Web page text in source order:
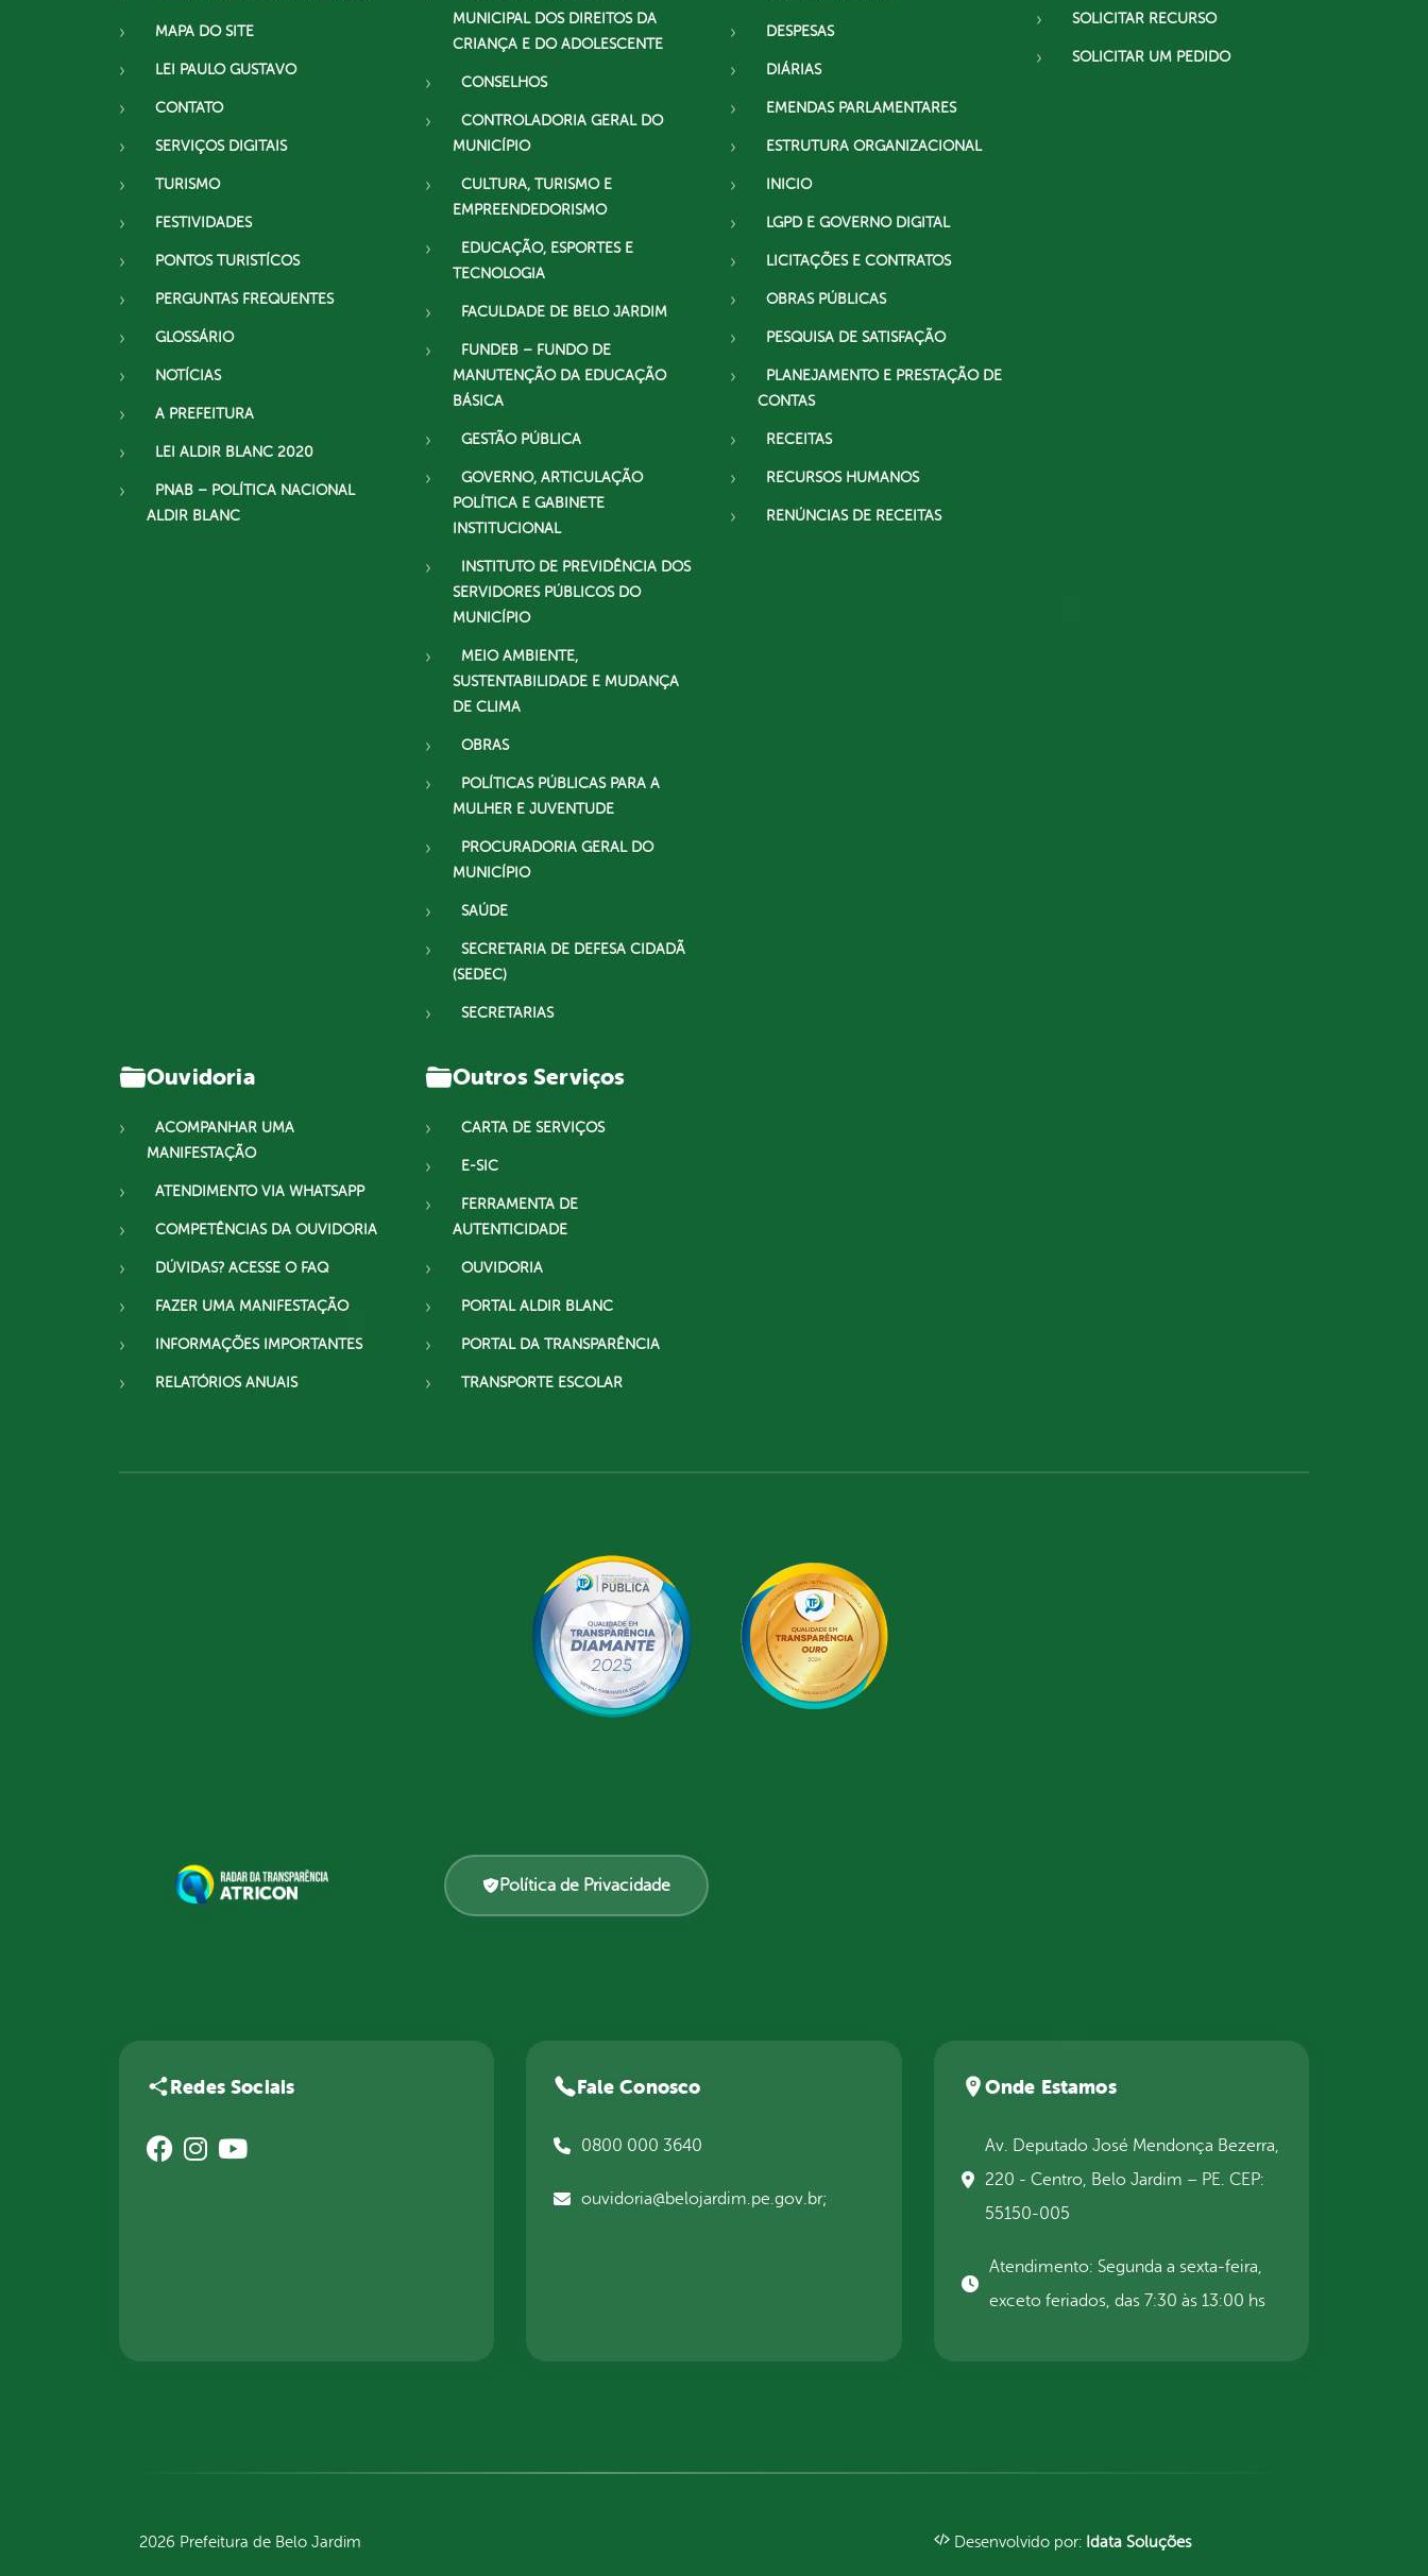
MAPA DO SITE
LEI PAULO GUSTAVO
CONTATO
SERVIÇOS DIGITAIS
TURISMO
FESTIVIDADES
PONTOS TURISTÍCOS
PERGUNTAS FREQUENTES
GLOSSÁRIO
NOTÍCIAS
A PREFEITURA
LEI ALDIR BLANC 2020
PNAB – POLÍTICA NACIONAL
ALDIR BLANC
MUNICIPAL DOS DIREITOS DA
CRIANÇA E DO ADOLESCENTE
CONSELHOS
CONTROLADORIA GERAL DO
MUNICÍPIO
CULTURA, TURISMO E
EMPREENDEDORISMO
EDUCAÇÃO, ESPORTES E
TECNOLOGIA
FACULDADE DE BELO JARDIM
FUNDEB – FUNDO DE
MANUTENÇÃO DA EDUCAÇÃO
BÁSICA
GESTÃO PÚBLICA
GOVERNO, ARTICULAÇÃO
POLÍTICA E GABINETE
INSTITUCIONAL
INSTITUTO DE PREVIDÊNCIA DOS
SERVIDORES PÚBLICOS DO
MUNICÍPIO
MEIO AMBIENTE,
SUSTENTABILIDADE E MUDANÇA
DE CLIMA
OBRAS
POLÍTICAS PÚBLICAS PARA A
MULHER E JUVENTUDE
PROCURADORIA GERAL DO
MUNICÍPIO
SAÚDE
SECRETARIA DE DEFESA CIDADÃ
(SEDEC)
SECRETARIAS
DESPESAS
DIÁRIAS
EMENDAS PARLAMENTARES
ESTRUTURA ORGANIZACIONAL
INICIO
LGPD E GOVERNO DIGITAL
LICITAÇÕES E CONTRATOS
OBRAS PÚBLICAS
PESQUISA DE SATISFAÇÃO
PLANEJAMENTO E PRESTAÇÃO DE
CONTAS
RECEITAS
RECURSOS HUMANOS
RENÚNCIAS DE RECEITAS
SOLICITAR RECURSO
SOLICITAR UM PEDIDO
Ouvidoria
ACOMPANHAR UMA
MANIFESTAÇÃO
ATENDIMENTO VIA WHATSAPP
COMPETÊNCIAS DA OUVIDORIA
DÚVIDAS? ACESSE O FAQ
FAZER UMA MANIFESTAÇÃO
INFORMAÇÕES IMPORTANTES
RELATÓRIOS ANUAIS
Outros Serviços
CARTA DE SERVIÇOS
E-SIC
FERRAMENTA DE
AUTENTICIDADE
OUVIDORIA
PORTAL ALDIR BLANC
PORTAL DA TRANSPARÊNCIA
TRANSPORTE ESCOLAR
Política de Privacidade
Redes Sociais Fale Conosco
0800 000 3640
ouvidoria@belojardim.pe.gov.br;
Onde Estamos
Av. Deputado José Mendonça Bezerra,
220 - Centro, Belo Jardim – PE. CEP:
55150-005
Atendimento: Segunda a sexta-feira,
exceto feriados, das 7:30 às 13:00 hs
2026 Prefeitura de Belo Jardim Desenvolvido por: Idata Soluções